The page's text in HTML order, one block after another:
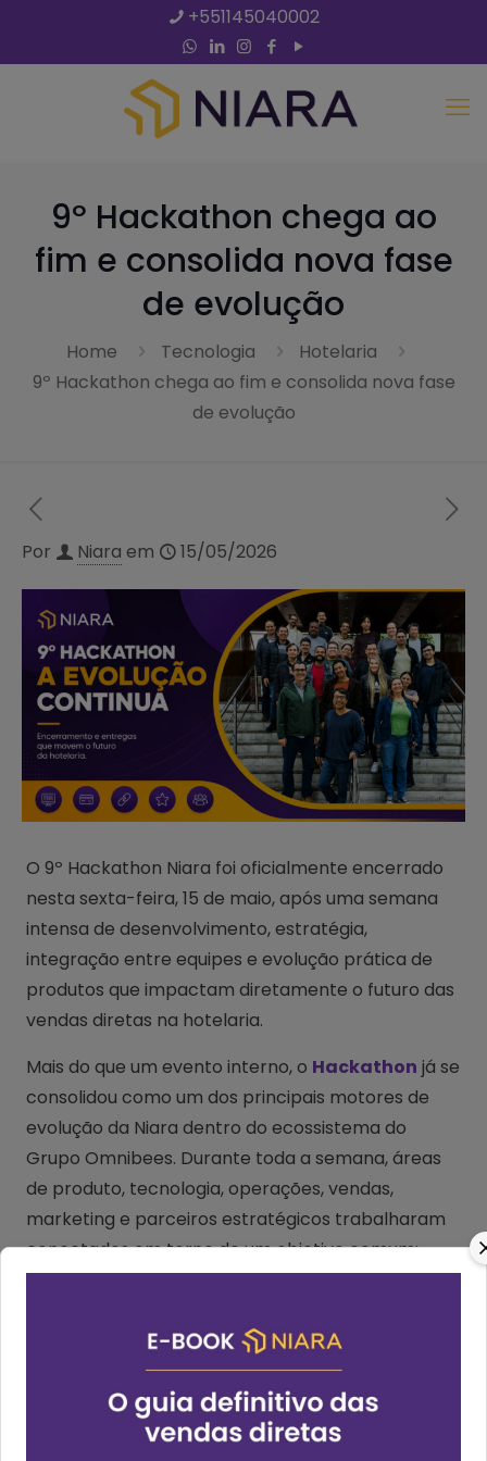
+551145040002
9º Hackathon chega ao
fim e consolida nova fase
de evolução
Home Tecnologia
Hotelaria
9º Hackathon chega ao fim e consolida nova fase
de evolução
Por Niara em 15/05/2026
O 9º Hackathon Niara foi oficialmente encerrado
nesta sexta-feira, 15 de maio, após uma semana
intensa de desenvolvimento, estratégia,
integração entre equipes e evolução prática de
produtos que impactam diretamente o futuro das
vendas diretas na hotelaria.
Mais do que um evento interno, o Hackathon já se
consolidou como um dos principais motores de
evolução da Niara dentro do ecossistema do
Grupo Omnibees. Durante toda a semana, áreas
de produto, tecnologia, operações, vendas,
marketing e parceiros estratégicos trabalharam
conectados em torno de um objetivo comum:
tornar a experiência de venda direta mais
para hotéis, redes, operadoras e empresas do
A edição deste ano reforçou um posicionamento
cada vez mais claro da Niara: deixar de ser